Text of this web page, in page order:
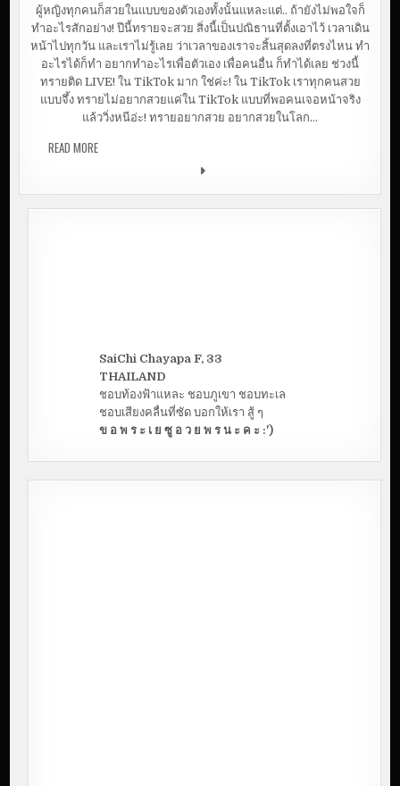
ผู้หญิงทุกคนก็สวยในแบบของตัวเองทั้งนั้นแหละแต่.. ถ้ายังไม่พอใจก็
ทำอะไรสักอย่าง! ปีนี้ทรายจะสวย สิ่งนี้เป็นปณิธานที่ตั้งเอาไว้ เวลาเดิน
หน้าไปทุกวัน และเราไม่รู้เลย ว่าเวลาของเราจะสิ้นสุดลงที่ตรงไหน ทำ
อะไรได้ก็ทำ อยากทำอะไรเพื่อตัวเอง เพื่อคนอื่น ก็ทำได้เลย ช่วงนี้
ทรายติด LIVE! ใน TikTok มาก ใช่ค่ะ! ใน TikTok เราทุกคนสวย
แบบจึ้ง ทรายไม่อยากสวยแค่ใน TikTok แบบที่พอคนเจอหน้าจริง
แล้ววิ่งหนีอ่ะ! ทรายอยากสวย อยากสวยในโลก…
READ MOREผิวหน้าหย่อนคล้อย คุณหมอช่วยได้ | ฉีดฟิลเลอร์ยก
SaiChi Chayapa F, 33
THAILAND
ชอบท้องฟ้าแหละ ชอบภูเขา ชอบทะเล
ชอบเสียงคลื่นที่ซัด บอกให้เรา สู้ ๆ
ข อ พ ร ะ เ ย ซู อ ว ย พ ร น ะ ค ะ :')